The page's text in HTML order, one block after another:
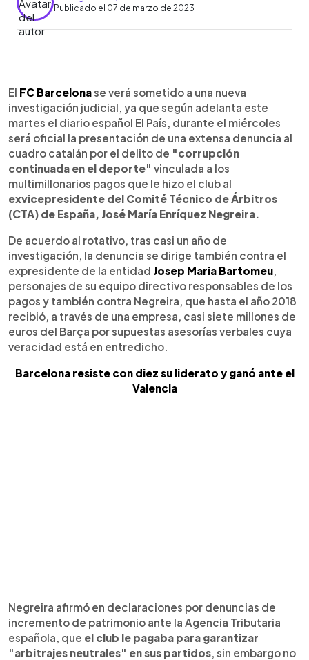
Publicado el 07 de marzo de 2023
► Escuchar artículo
El FC Barcelonase verá sometido a una nueva
investigación judicial, ya que según adelanta este
martes el diario español El País, durante el miércoles
será oficial la presentación de una extensa denuncia al
cuadro catalán por el delito de "corrupción
continuada en el deporte" vinculada a los
multimillonarios pagos que le hizo el club al
exvicepresidente del Comité Técnico de Árbitros
(CTA) de España, José María Enríquez Negreira.
De acuerdo al rotativo, tras casi un año de
investigación, la denuncia se dirige también contra el
expresidente de la entidad Josep Maria Bartomeu
personajes de su equipo directivo responsables de los
pagos y también contra Negreira, que hasta el año 2018
recibió, a través de una empresa, casi siete millones de
euros del Barça por supuestas asesorías verbales cuya
veracidad está en entredicho.
Barcelona resiste con diez su liderato y ganó ante el
Valencia
Negreira afirmó en declaraciones por denuncias de
incremento de patrimonio ante la Agencia Tributaria
española, que el club le pagaba para garantizar
"arbitrajes neutrales" en sus partidos , sin embargo no